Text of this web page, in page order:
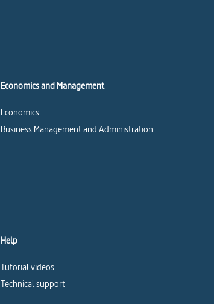
Economics and Management
Economics
Business Management and Administration
Help
Tutorial videos
Technical support